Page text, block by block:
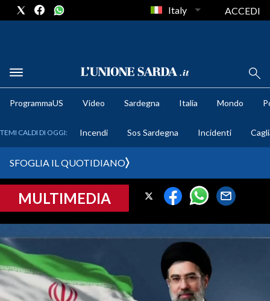
METEO
CRONACA SARDEGNA
PROVINCIA DI CAGLIARI
SULCIS IGLESIENTE
MEDIO CAMPIDANO
ORISTANO E PROVINCIA
Italy ACCEDI
ProgrammaUS Video Sardegna Italia Mondo
TEMI CALDI DI OGGI: Incendi Sos Sardegna Incidenti
SFOGLIA IL QUOTIDIANO
MULTIMEDIA